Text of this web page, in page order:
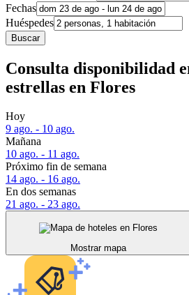
Fechas
Huéspedes
Buscar
Consulta disponibilidad
estrellas en Flores
Hoy
9 ago. - 10 ago.
Mañana
10 ago. - 11 ago.
Próximo fin de semana
14 ago. - 16 ago.
En dos semanas
21 ago. - 23 ago.
Mostrar mapa